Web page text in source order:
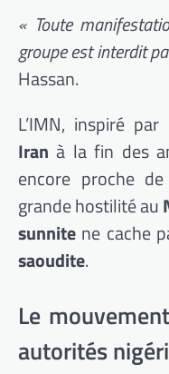
« Toute
groupe est interdit
Hassan.
L’IMN, inspiré par
Iran à la fin des
encore proche
grande hostilité au
sunnite ne cache
saoudite.
Le
autorités